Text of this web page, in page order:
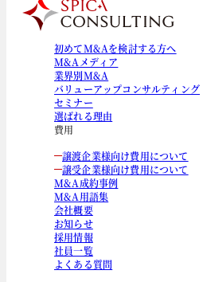
初めてM&Aを検討する方へ
M&Aメディア
業界別M&A
バリューアップコンサルティング
セミナー
選ばれる理由
費用
譲渡企業様向け費用について
譲受企業様向け費用について
M&A成約事例
M&A用語集
会社概要
お知らせ
採用情報
社員一覧
よくある質問